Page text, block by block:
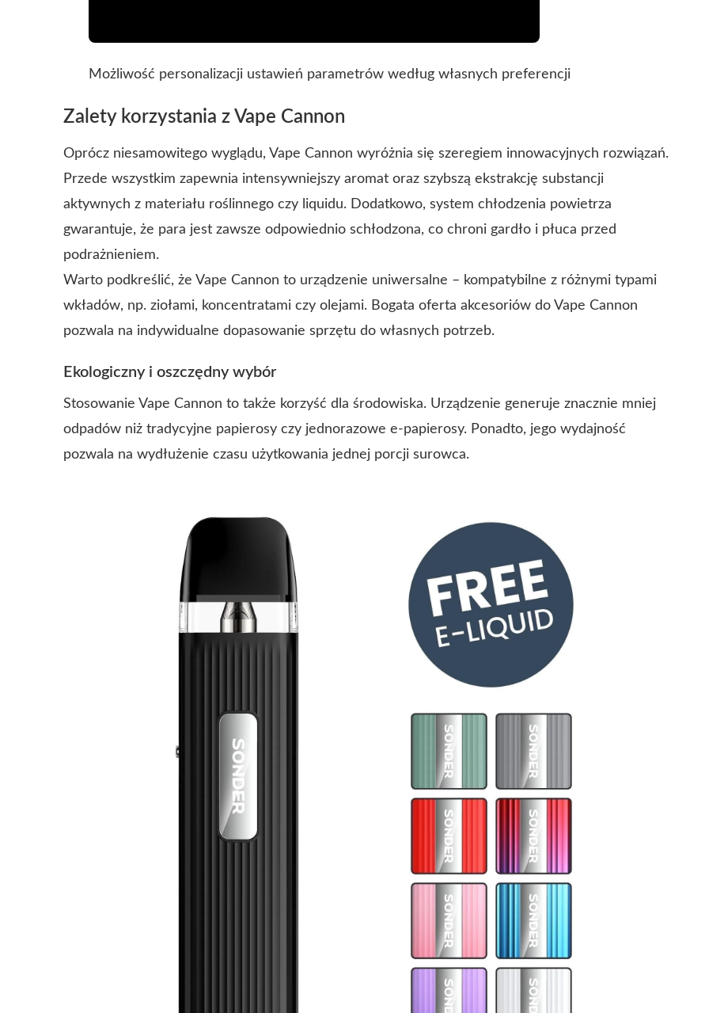
Możliwość personalizacji ustawień parametrów według własnych preferencji
Zalety korzystania z Vape Cannon
Oprócz niesamowitego wyglądu, Vape Cannon wyróżnia się szeregiem innowacyjnych rozwiązań.
Przede wszystkim zapewnia intensywniejszy aromat oraz szybszą ekstrakcję substancji
aktywnych z materiału roślinnego czy liquidu. Dodatkowo, system chłodzenia powietrza
gwarantuje, że para jest zawsze odpowiednio schłodzona, co chroni gardło i płuca przed
podrażnieniem.
Warto podkreślić, że Vape Cannon to urządzenie uniwersalne – kompatybilne z różnymi typami
wkładów, np. ziołami, koncentratami czy olejami. Bogata oferta akcesoriów do Vape Cannon
pozwala na indywidualne dopasowanie sprzętu do własnych potrzeb.
Ekologiczny i oszczędny wybór
Stosowanie Vape Cannon to także korzyść dla środowiska. Urządzenie generuje znacznie mniej
odpadów niż tradycyjne papierosy czy jednorazowe e-papierosy. Ponadto, jego wydajność
pozwala na wydłużenie czasu użytkowania jednej porcji surowca.